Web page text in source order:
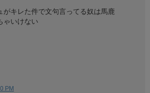
がキレた件で文句言ってる奴は馬鹿
ゃいけない
PM